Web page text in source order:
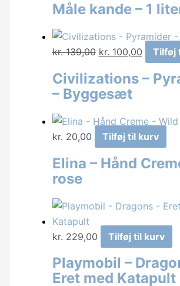
Måle kande – 1
kr.139,00 Den
oprindelige
pris
var:
kr. 100,00Den
aktuelle
pris
Tilføj
Civilizations –
– Byggesæt
kr. 20,00 Tilføj til kurv
Elina – Hånd
rose
kr. 229,00 Tilføj til kurv
Playmobil –
Eret med Katapult